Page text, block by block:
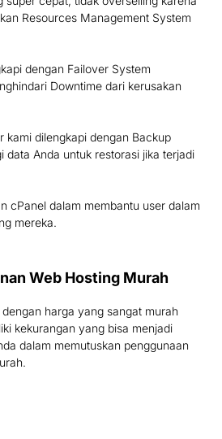
Resources Management System
dengan Failover System
Downtime dari kerusakan
kami dilengkapi dengan Backup
data Anda untuk restorasi jika terjadi
cPanel dalam membantu user dalam
mereka.
Web Hosting Murah
harga yang sangat murah
kekurangan yang bisa menjadi
dalam memutuskan penggunaan